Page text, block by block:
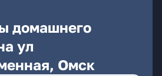
домашнего
ул
Омск